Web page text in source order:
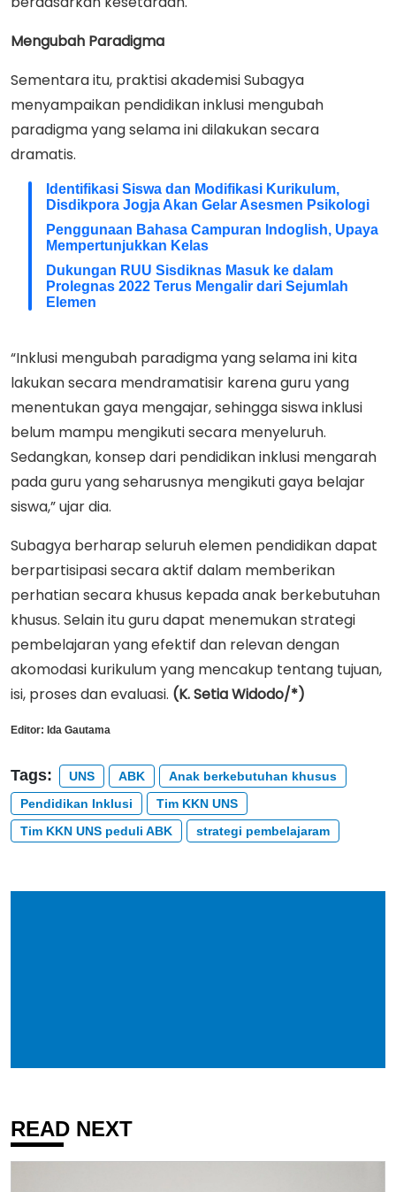
Mengubah Paradigma
Sementara itu, praktisi akademisi Subagya
menyampaikan pendidikan inklusi mengubah
paradigma yang selama ini dilakukan secara
dramatis.
Identifikasi Siswa dan Modifikasi Kurikulum,
Disdikpora Jogja Akan Gelar Asesmen Psikologi
Penggunaan Bahasa Campuran Indoglish, Upaya
Mempertunjukkan Kelas
Dukungan RUU Sisdiknas Masuk ke dalam
Prolegnas 2022 Terus Mengalir dari Sejumlah
Elemen
“Inklusi mengubah paradigma yang selama ini kita
lakukan secara mendramatisir karena guru yang
menentukan gaya mengajar, sehingga siswa inklusi
belum mampu mengikuti secara menyeluruh.
Sedangkan, konsep dari pendidikan inklusi mengarah
pada guru yang seharusnya mengikuti gaya belajar
siswa,” ujar dia.
Subagya berharap seluruh elemen pendidikan dapat
berpartisipasi secara aktif dalam memberikan
perhatian secara khusus kepada anak berkebutuhan
khusus. Selain itu guru dapat menemukan strategi
pembelajaran yang efektif dan relevan dengan
akomodasi kurikulum yang mencakup tentang tujuan,
isi, proses dan evaluasi. (K. Setia Widodo/*)
Editor: Ida Gautama
Tags: UNS ABK
Anak berkebutuhan khusus
Pendidikan Inklusi
Tim KKN UNS
Tim KKN UNS peduli ABK
strategi pembelajaram
READ NEXT